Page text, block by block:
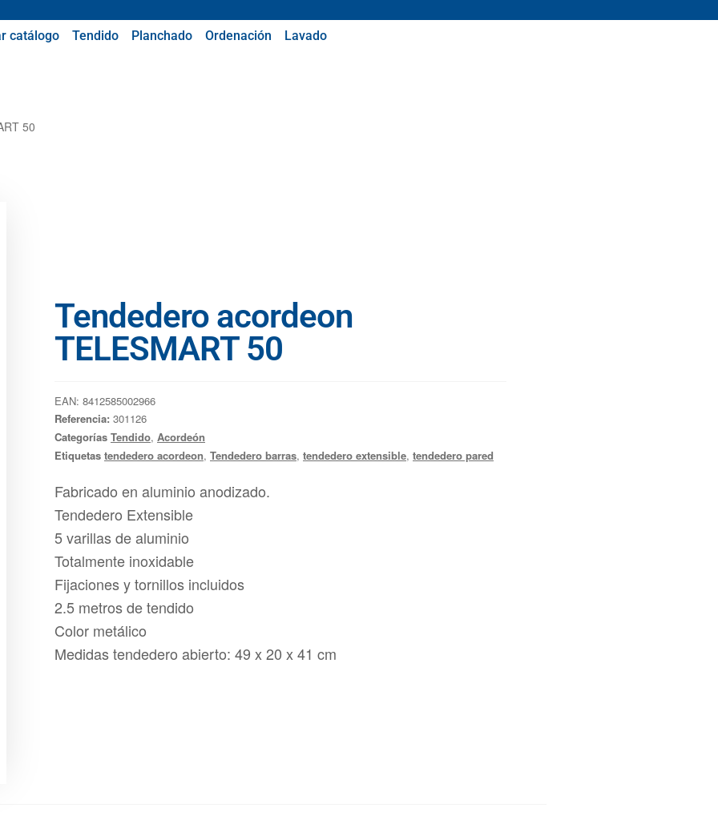
catálogo Tendido Planchado Ordenación Lavado
50
Tendedero acordeon
TELESMART 50
EAN: 8412585002966
Referencia: 301126
Categorías Tendido, Acordeón
Etiquetas tendedero acordeon, Tendedero barras, tendedero extensible, tendedero pared
Fabricado en aluminio anodizado.
Tendedero Extensible
5 varillas de aluminio
Totalmente inoxidable
Fijaciones y tornillos incluidos
2.5 metros de tendido
Color metálico
Medidas tendedero abierto: 49 x 20 x 41 cm